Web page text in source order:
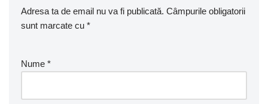
Adresa ta de email nu va fi publicată. Câmpurile obligatorii
sunt marcate cu *
Nume *